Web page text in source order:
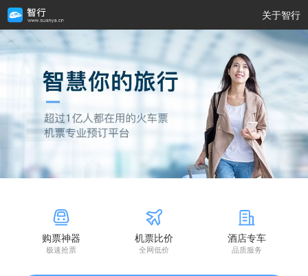
关于智行
购票神器
极速抢票
机票比价
全网低价
酒店专车
品质服务